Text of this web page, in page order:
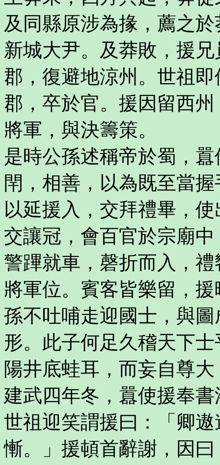
及同縣原涉為掾，薦之
新城大尹。及莽敗，援
郡，復避地涼州。世祖
郡，卒於官。援因留西
將軍，與決籌策。
是時公孫述稱帝於蜀，
閈，相善，以為既至當
以延援入，交拜禮畢，
交讓冠，會百官於宗廟
警蹕就車，磬折而入，
將軍位。賓客皆樂留，
孫不吐哺走迎國士，與
形。此子何足久稽天下
陽井底蛙耳，而妄自尊
建武四年冬，囂使援奉
世祖迎笑謂援曰：「卿
慚。」援頓首辭謝，因